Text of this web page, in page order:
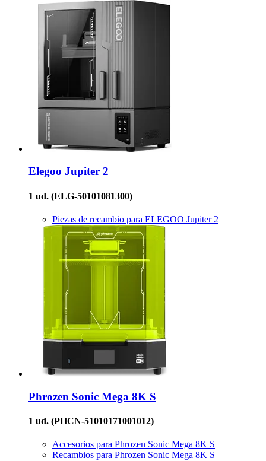
Elegoo Jupiter 2
1 ud. (ELG-50101081300)
Piezas de recambio para ELEGOO Jupiter 2
Phrozen Sonic Mega 8K S
1 ud. (PHCN-51010171001012)
Accesorios para Phrozen Sonic Mega 8K S
Recambios para Phrozen Sonic Mega 8K S